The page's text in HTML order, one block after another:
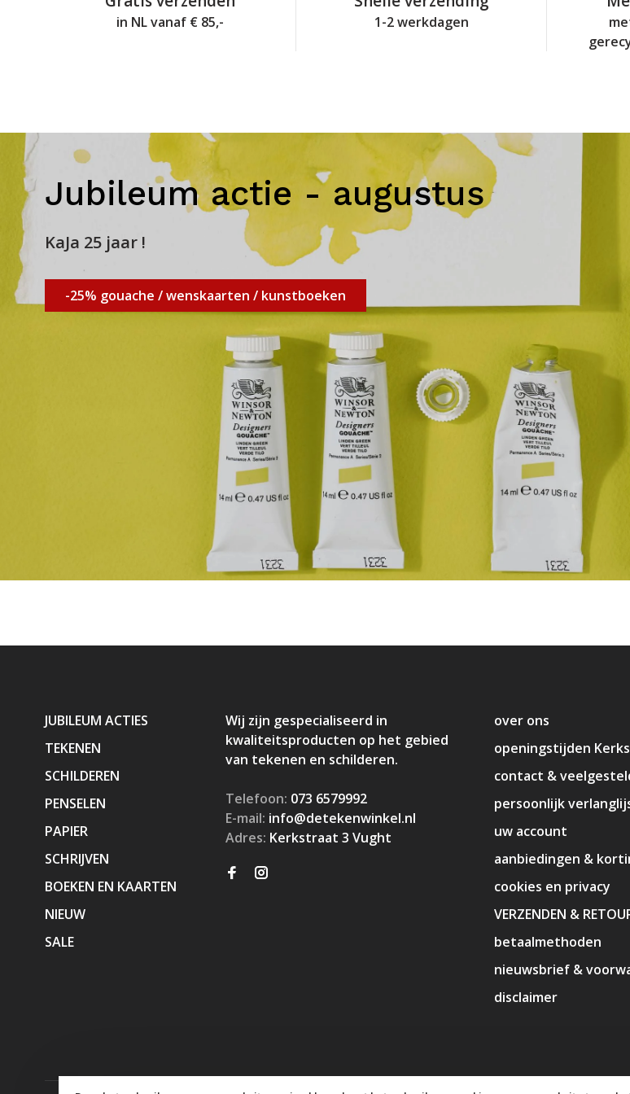
in NL vanaf € 85,- 1-2 werkdagen
Jubileum actie - augustus
KaJa 25 jaar !
-25% gouache / wenskaarten / kunstboeken
JUBILEUM ACTIES
TEKENEN
SCHILDEREN
PENSELEN
PAPIER
SCHRIJVEN
BOEKEN EN KAARTEN
NIEUW
SALE
Wij zijn gespecialiseerd in
kwaliteitsproducten op het gebied
van tekenen en schilderen.
Telefoon: 073 6579992
E-mail: info@detekenwinkel.nl
Adres: Kerkstraat 3 Vught
over ons
openingstijden
contact &
persoonlijk
uw account
aanbiedingen &
cookies en privacy
VERZENDEN &
betaalmethoden
nieuwsbrief &
disclaimer